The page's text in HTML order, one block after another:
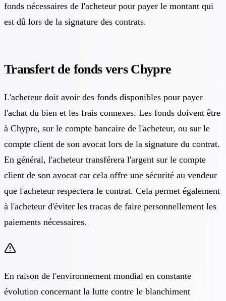
fonds nécessaires de l'acheteur pour payer le montant qui
est dû lors de la signature des contrats.
Transfert de fonds vers Chypre
L'acheteur doit avoir des fonds disponibles pour payer
l'achat du bien et les frais connexes. Les fonds doivent être
à Chypre, sur le compte bancaire de l'acheteur, ou sur le
compte client de son avocat lors de la signature du contrat.
En général, l'acheteur transférera l'argent sur le compte
client de son avocat car cela offre une sécurité au vendeur
que l'acheteur respectera le contrat. Cela permet également
à l'acheteur d'éviter les tracas de faire personnellement les
paiements nécessaires.
En raison de l'environnement mondial en constante
évolution concernant la lutte contre le blanchiment